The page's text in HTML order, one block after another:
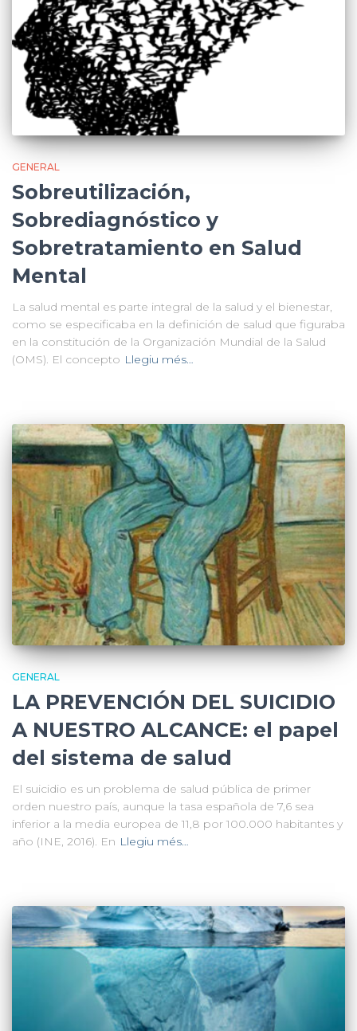
GENERAL
Sobreutilización,
Sobrediagnóstico y
Sobretratamiento en Salud
Mental
La salud mental es parte integral de la salud y el bienestar,
como se especificaba en la definición de salud que figuraba
en la constitución de la Organización Mundial de la Salud
(OMS). El concepto Llegiu més…
GENERAL
LA PREVENCIÓN DEL SUICIDIO
A NUESTRO ALCANCE: el papel
del sistema de salud
El suicidio es un problema de salud pública de primer
orden nuestro país, aunque la tasa española de 7,6 sea
inferior a la media europea de 11,8 por 100.000 habitantes y
año (INE, 2016). En Llegiu més…